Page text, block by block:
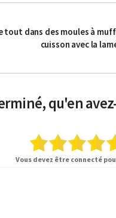
tout dans des moules à
cuisson avec la
qu'en
Vous devez être connecté